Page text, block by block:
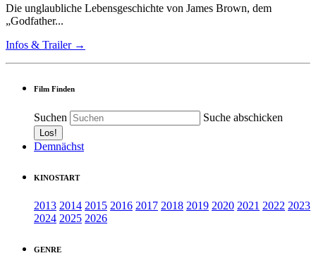
Die unglaubliche Lebensgeschichte von James Brown, dem
„Godfather...
Infos & Trailer →
Film Finden
Suchen Suche abschicken
Demnächst
KINOSTART
2013 2014 2015 2016 2017 2018 2019 2020 2021 2022 2023
2024 2025 2026
GENRE